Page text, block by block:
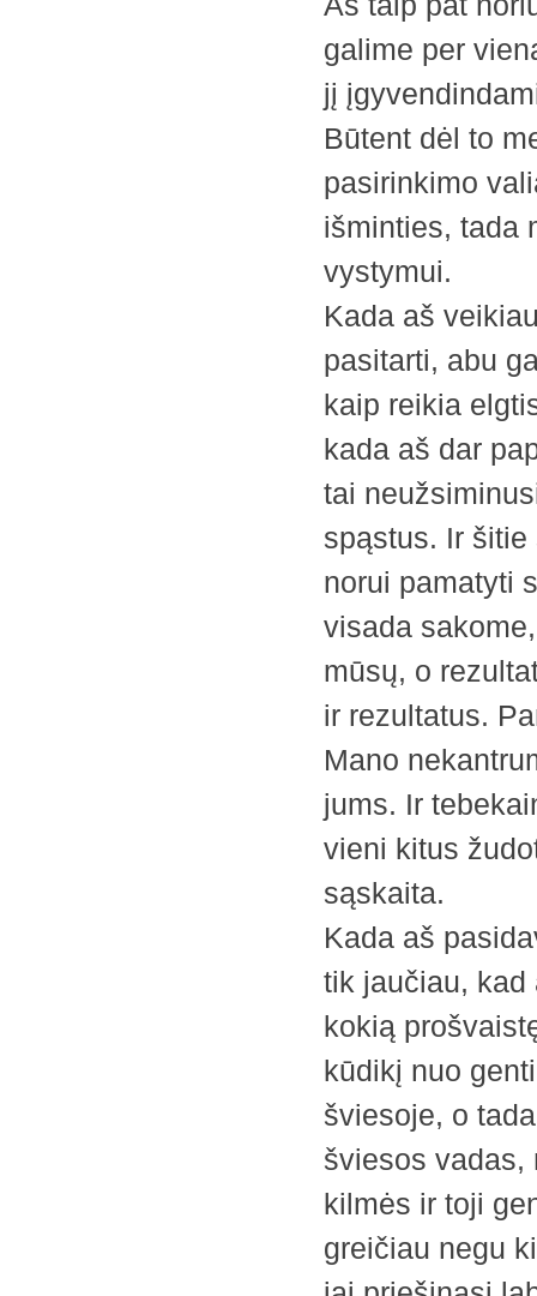
galime per
jį
Būtent dėl to
pasirinkimo
išminties, tada
vystymui.
Kada aš
pasitarti, abu
kaip reikia
kada aš dar
tai
spąstus. Ir
norui pamatyti
visada
mūsų, o
ir rezultatus.
Mano
jums. Ir
vieni kitus
sąskaita.
Kada aš
tik jaučiau, kad
kokią
kūdikį nuo
šviesoje, o
šviesos vadas,
kilmės ir toji
greičiau negu